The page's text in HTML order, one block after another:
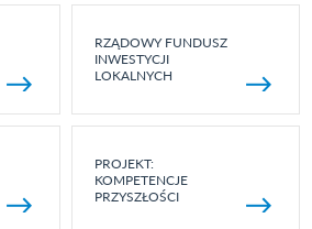
RZĄDOWY FUNDUSZ
INWESTYCJI
LOKALNYCH
PROJEKT:
KOMPETENCJE
PRZYSZŁOŚCI